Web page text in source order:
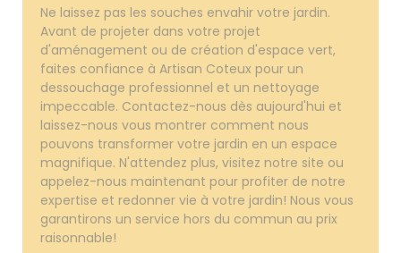
Ne laissez pas les souches envahir votre jardin.
Avant de projeter dans votre projet
d'aménagement ou de création d'espace vert,
faites confiance à Artisan Coteux pour un
dessouchage professionnel et un nettoyage
impeccable. Contactez-nous dès aujourd'hui et
laissez-nous vous montrer comment nous
pouvons transformer votre jardin en un espace
magnifique. N'attendez plus, visitez notre site ou
appelez-nous maintenant pour profiter de notre
expertise et redonner vie à votre jardin! Nous vous
garantirons un service hors du commun au prix
raisonnable!